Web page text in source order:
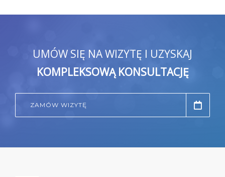
UMÓW SIĘ NA WIZYTĘ I UZYSKAJ
KOMPLEKSOWĄ KONSULTACJĘ
ZAMÓW WIZYTĘ